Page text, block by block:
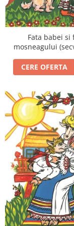
Fata babei si
mosneagului
CERE OFERTA